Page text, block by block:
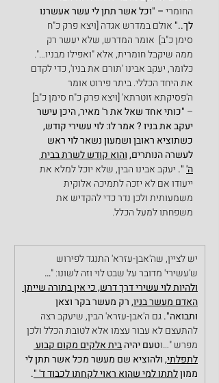
החומרי – "וכל אשר תתן לי עשר אעשרנו
לך.." אולם במדרש אגדה [ויצא פרק כ"ח
סימן כ"ב]  אומר המדרש, שלא יעשר רק
ממה שיקבל חומרית, אלא "ואפילו מבניו…".
כלומר, יעקב אבינו 'תורם את בניו', כדי לקדם
את היחד הכללי. ביתר פירוט אומר
ה'פסיקתא זוטרתא' [ויצא פרק כ"ח סימן כ"ב]
– "כותי אחד שאל את ר' מאיר, היכן עישר
יעקב את בניו ? אמר לו: לוי עשירי קודש,
כשתוציא ראובן ושמעון נשאר לוי ראש
לעשרה הנותרים, והוא קודש לשרת בבית
ה' ". יעקב אבינו הבין, שלא יוכל למלא את
ייעודו אם לא יזכה לתמיכה אלוקית
משמעותית ולכן נדר כדי להקדיש את
משפחתו למעל הכלל.
יש לציין, שה'אבן-עזרא' התנגד לפירוש
ש'עשירי' מדובר על שבט לוי וזה לשונו: "…
ולהיות לוי עשירי דרך דרש, כי אין בתורה שייתן
האדם מעשר בניו, רק מעשר בקר וצאן
ותבואה". גם ה'אבן-עזרא' הבין, שיעקב רצה
להתעצם לא עבור עצמו אלא לטובת הכלל ולכן
מפרש "…וטעם יהיה בית אלקים מקום קבוע
לתפלתי, ולהוציא שם מעשר מכל אשר תתן לי
ממון לתתו למי שהוא ראוי לקחתו לכבוד ד' ".